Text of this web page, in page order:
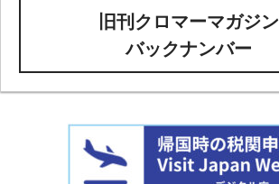
旧刊クロマーマガジン
バックナンバー